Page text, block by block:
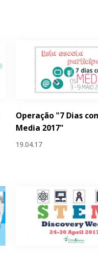
Operação "7 Dias
Media 2017"
19.04.17